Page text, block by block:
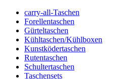
carry-all-Taschen
Forellentaschen
Gürteltaschen
Kühltaschen/Kühlboxen
Kunstködertaschen
Rutentaschen
Schultertaschen
Taschensets